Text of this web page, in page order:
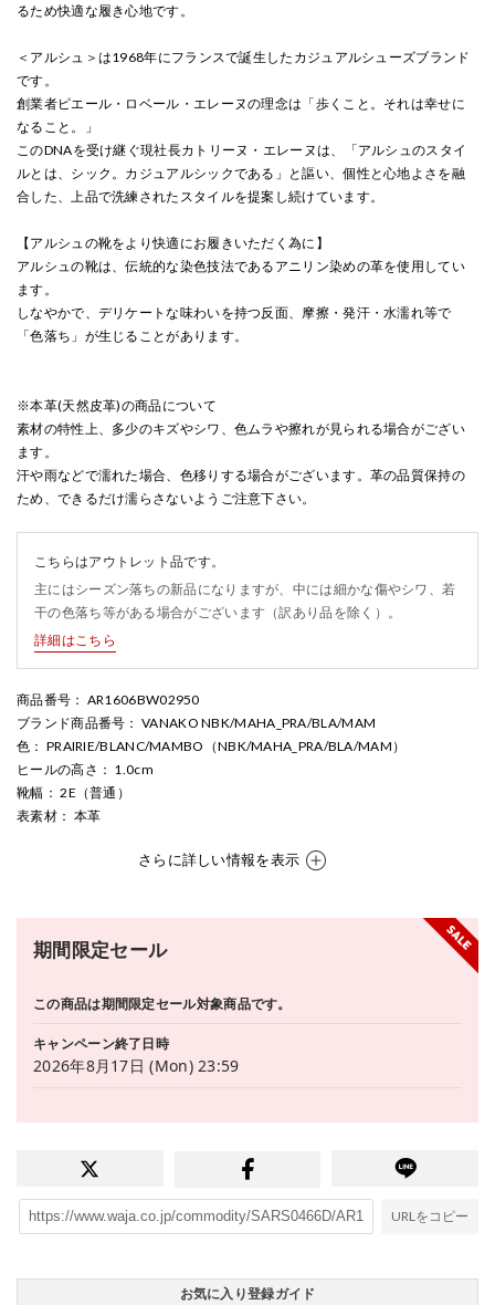
るため快適な履き心地です。
＜アルシュ＞は1968年にフランスで誕生したカジュアルシューズブランド
です。
創業者ピエール・ロベール・エレーヌの理念は「歩くこと。それは幸せに
なること。」
このDNAを受け継ぐ現社長カトリーヌ・エレーヌは、「アルシュのスタイ
ルとは、シック。カジュアルシックである」と謳い、個性と心地よさを融
合した、上品で洗練されたスタイルを提案し続けています。
【アルシュの靴をより快適にお履きいただく為に】
アルシュの靴は、伝統的な染色技法であるアニリン染めの革を使用してい
ます。
しなやかで、デリケートな味わいを持つ反面、摩擦・発汗・水濡れ等で
「色落ち」が生じることがあります。
※本革(天然皮革)の商品について
素材の特性上、多少のキズやシワ、色ムラや擦れが見られる場合がござい
ます。
汗や雨などで濡れた場合、色移りする場合がございます。革の品質保持の
ため、できるだけ濡らさないようご注意下さい。
こちらはアウトレット品です。
主にはシーズン落ちの新品になりますが、中には細かな傷やシワ、若
干の色落ち等がある場合がございます（訳あり品を除く）。
詳細はこちら
商品番号 ： AR1606BW02950
ブランド商品番号 ： VANAKO NBK/MAHA_PRA/BLA/MAM
色 ： PRAIRIE/BLANC/MAMBO（NBK/MAHA_PRA/BLA/MAM）
ヒールの高さ ： 1.0cm
靴幅 ： 2E（普通）
表素材： 本革
さらに詳しい情報を表示
期間限定セール
この商品は期間限定セール対象商品です。
キャンペーン終了日時
2026年8月17日 (Mon) 23:59
URLをコピー
お気に入り登録ガイド